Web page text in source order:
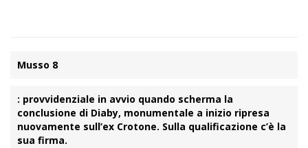
Musso 8
: provvidenziale in avvio quando scherma la
conclusione di Diaby, monumentale a inizio ripresa
nuovamente sull’ex Crotone. Sulla qualificazione c’è la
sua firma.